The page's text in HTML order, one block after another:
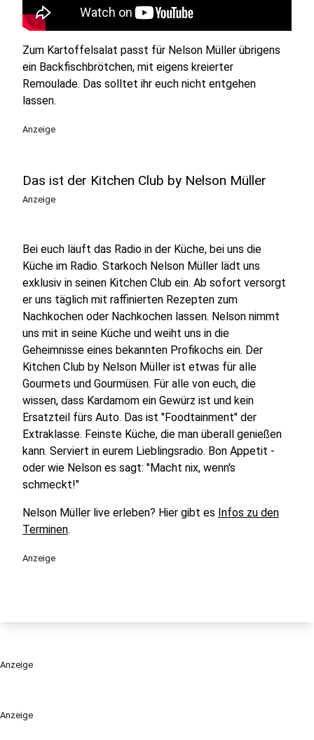
Anzeige
Zum Kartoffelsalat passt für Nelson Müller übrigens
ein Backfischbrötchen, mit eigens kreierter
Remoulade. Das solltet ihr euch nicht entgehen
lassen.
Anzeige
Das ist der Kitchen Club by Nelson Müller
Anzeige
Bei euch läuft das Radio in der Küche, bei uns die
Küche im Radio. Starkoch Nelson Müller lädt uns
exklusiv in seinen Kitchen Club ein. Ab sofort versorgt
er uns täglich mit raffinierten Rezepten zum
Nachkochen oder Nachkochen lassen. Nelson nimmt
uns mit in seine Küche und weiht uns in die
Geheimnisse eines bekannten Profikochs ein. Der
Kitchen Club by Nelson Müller ist etwas für alle
Gourmets und Gourmüsen. Für alle von euch, die
wissen, dass Kardamom ein Gewürz ist und kein
Ersatzteil fürs Auto. Das ist "Foodtainment" der
Extraklasse. Feinste Küche, die man überall genießen
kann. Serviert in eurem Lieblingsradio. Bon Appetit -
oder wie Nelson es sagt: "Macht nix, wenn's
schmeckt!"
Nelson Müller live erleben? Hier gibt es Infos zu den
Terminen.
Anzeige
Anzeige